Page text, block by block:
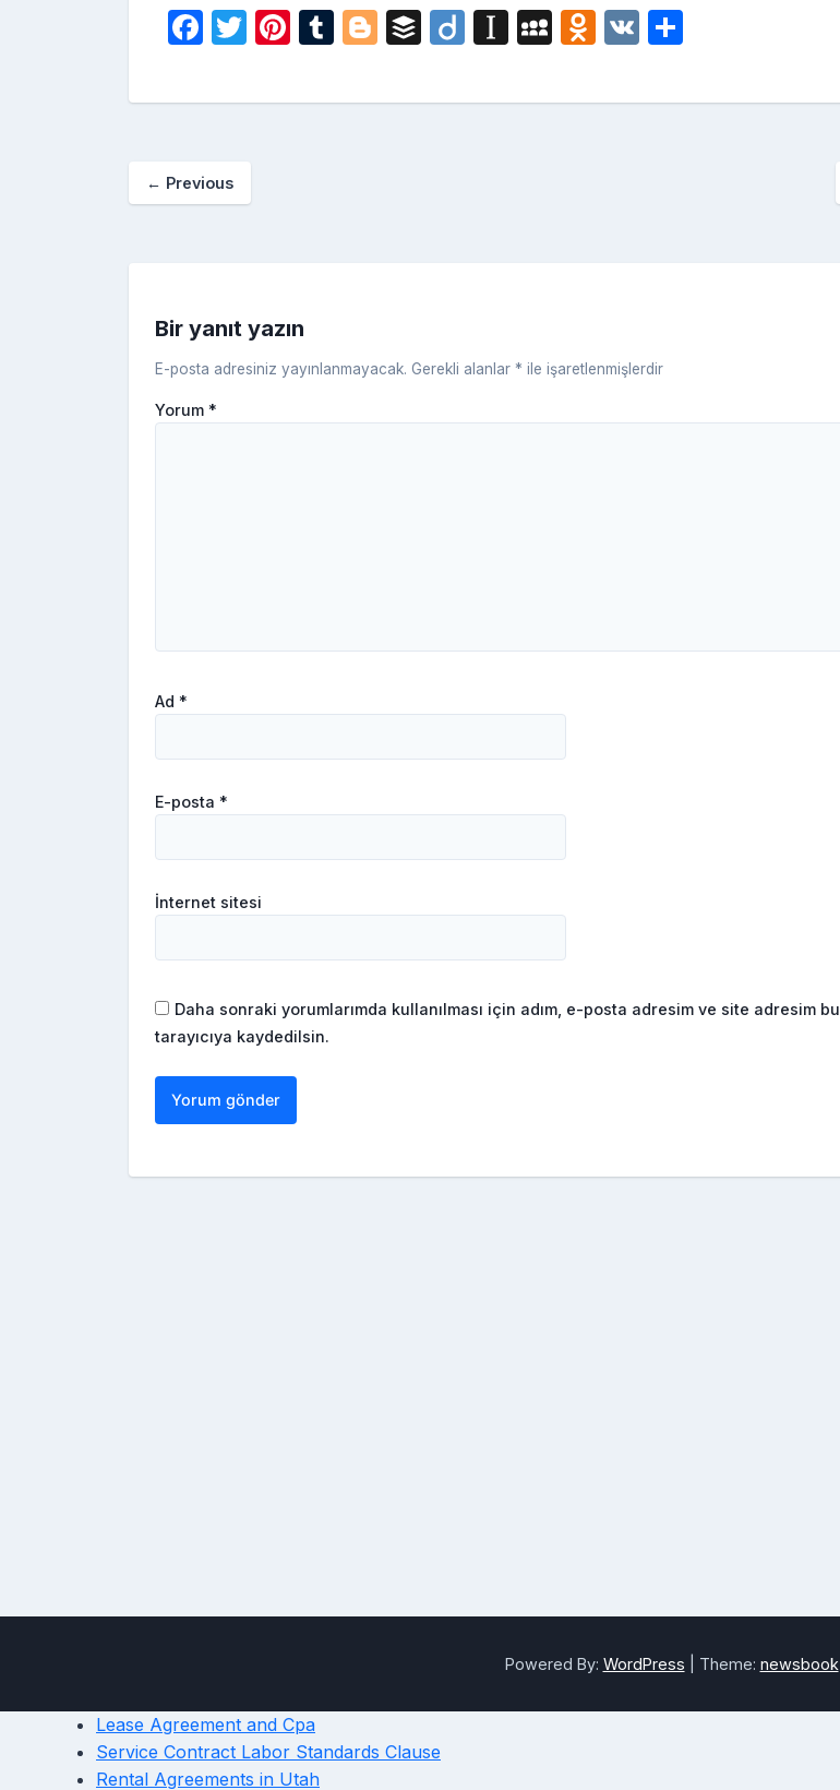
F
c
b
o
T
itt
Pi
er
T
m
Bl
g
B
fe
Di
o
In
a
M
S
O
n
V
ar
← Previous
Bir yanıt yazın
E-posta adresiniz yayınlanmayacak. Gerekli alanlar * ile işaretlenmişlerdir
Yorum *
Ad *
E-posta *
İnternet sitesi
Daha sonraki yorumlarımda kullanılması için adım, e-posta adresim ve site adresim bu
tarayıcıya kaydedilsin.
Powered By: WordPress Theme: newsbook
Lease Agreement and Cpa
Service Contract Labor Standards Clause
Rental Agreements in Utah